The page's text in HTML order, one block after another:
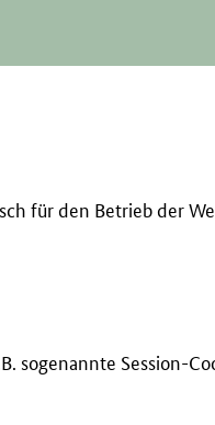
für den Betrieb der
sogenannte Session-